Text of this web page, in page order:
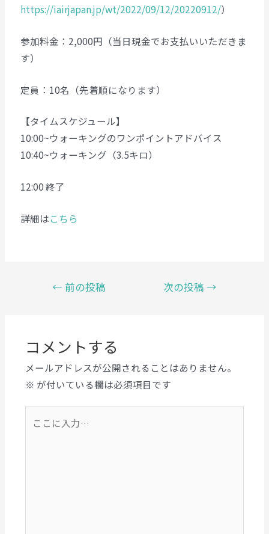
https://iairjapan.jp/wt/2022/09/12/20220912/）
参加料金：2,000円（当日現金でお支払いいただきま
す）
定員：10名（先着順になります）
【タイムスケジュール】
10:00~ウォーキングのワンポイントアドバイス
10:40~ウォーキング（3.5キロ）
12:00 終了
詳細はこちら
← 前の投稿 次の投稿→
コメントする
メールアドレスが公開されることはありません。
※ が付いている欄は必須項目です